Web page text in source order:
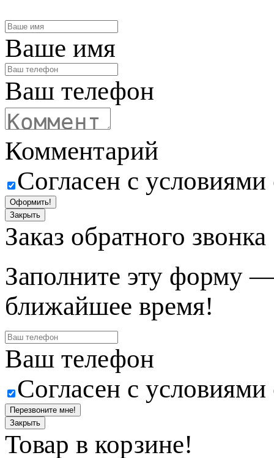
Ваше имя
Ваш телефон
Комментарий
Согласен с
Оформить!
Закрыть
Заказ обратного звонка
Заполните эту форму
ближайшее время!
Ваш телефон
Согласен с
Перезвоните мне!
Закрыть
Товар в корзине!